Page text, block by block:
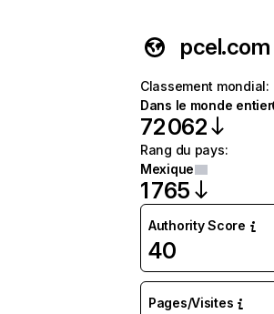
pcel.com
Classement mondial:
Dans le monde entier
72 062
Rang du pays:
Mexique
1 765
Authority Score
40
Pages/Visites